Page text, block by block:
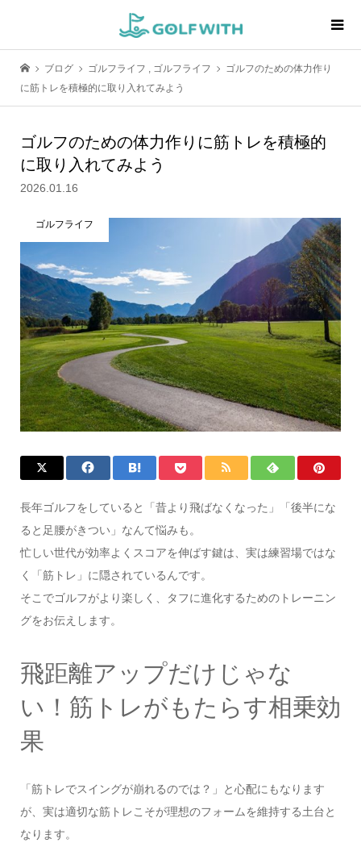
ブログ ゴルフライフ , ゴルフライフ
ゴルフのための体力作り
に筋トレを積極的に取り入れてみよう
ゴルフのための体力作りに筋トレを積極的
に取り入れてみよう
2026.01.16
ゴルフライフ
長年ゴルフをしていると「昔より飛ばなくなった」「後半にな
ると足腰がきつい」なんて悩みも。
忙しい世代が効率よくスコアを伸ばす鍵は、実は練習場ではな
く「筋トレ」に隠されているんです。
そこでゴルフがより楽しく、タフに進化するためのトレーニン
グをお伝えします。
飛距離アップだけじゃな
い！筋トレがもたらす相乗効
果
「筋トレでスイングが崩れるのでは？」と心配にもなります
が、実は適切な筋トレこそが理想のフォームを維持する土台と
なります。